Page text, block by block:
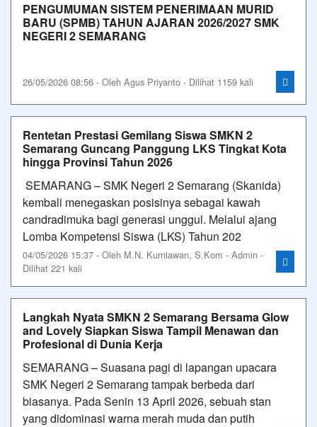
PENGUMUMAN SISTEM PENERIMAAN MURID
BARU (SPMB) TAHUN AJARAN 2026/2027 SMK
NEGERI 2 SEMARANG
26/05/2026 08:56 - Oleh Agus Priyanto - Dilihat 1159 kali
Rentetan Prestasi Gemilang Siswa SMKN 2
Semarang Guncang Panggung LKS Tingkat Kota
hingga Provinsi Tahun 2026
SEMARANG – SMK Negeri 2 Semarang (Skanida)
kembali menegaskan posisinya sebagai kawah
candradimuka bagi generasi unggul. Melalui ajang
Lomba Kompetensi Siswa (LKS) Tahun 202
04/05/2026 15:37 - Oleh M.N. Kurniawan, S.Kom - Admin -
Dilihat 221 kali
Langkah Nyata SMKN 2 Semarang Bersama Glow
and Lovely Siapkan Siswa Tampil Menawan dan
Profesional di Dunia Kerja
SEMARANG – Suasana pagi di lapangan upacara
SMK Negeri 2 Semarang tampak berbeda dari
biasanya. Pada Senin 13 April 2026, sebuah stan
yang didominasi warna merah muda dan putih